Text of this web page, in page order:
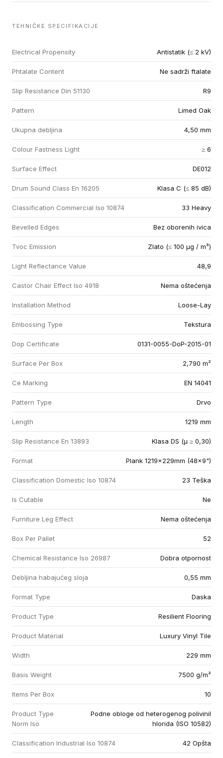
TEHNIČKE SPECIFIKACIJE
Electrical Propensity Antistatik (≤ 2 kV)
Phtalate Content Ne sadrži ftalate
Slip Resistance Din 51130 R9
Pattern Limed Oak
Ukupna debljina 4,50 mm
Colour Fastness Light ≥ 6
Surface Effect DE012
Drum Sound Class En 16205 Klasa C (≤ 85 dB)
Classification Commercial Iso 10874 33 Heavy
Bevelled Edges Bez oborenih ivica
Tvoc Emission Zlato (≤ 100 µg / m³)
Light Reflectance Value 48,9
Castor Chair Effect Iso 4918 Nema oštećenja
Installation Method Loose-Lay
Embossing Type Tekstura
Dop Certificate 0131-0055-DoP-2015-01
Surface Per Box 2,790 m²
Ce Marking EN 14041
Pattern Type Drvo
Length 1219 mm
Slip Resistance En 13893 Klasa DS (µ ≥ 0,30)
Format Plank 1219x229mm (48x9")
Classification Domestic Iso 10874 23 Teška
Is Cutable Ne
Furniture Leg Effect Nema oštećenja
Box Per Pallet 52
Chemical Resistance Iso 26987 Dobra otpornost
Debljina habajućeg sloja 0,55 mm
Format Type Daska
Product Type Resilient Flooring
Product Material Luxury Vinyl Tile
Width 229 mm
Basis Weight 7500 g/m²
Items Per Box 10
Product Type
Norm Iso
Podne obloge od heterogenog polivinil
hlorida (ISO 10582)
Classification Industrial Iso 10874 42 Opšta